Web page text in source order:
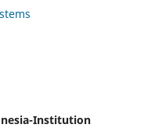
Institution